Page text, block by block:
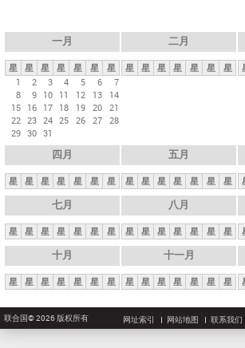
一月
星 星 星 星 星 星
星
1
2 3 4 5 6
7
8
9 10 11 12 13
14
15 16 17 18 19 20 21
22 23 24 25 26 27 28
29 30 31
二月
星 星 星 星 星 星 星
四月
星 星 星 星 星 星 星
五月
星 星 星 星 星 星 星
七月
星 星 星 星 星 星 星
八月
星 星 星 星 星 星 星
十月
星 星 星 星 星 星 星
十一月
星 星 星 星 星 星 星
联合国© 2026 版权所有 网址索引 网站地图 联系我们